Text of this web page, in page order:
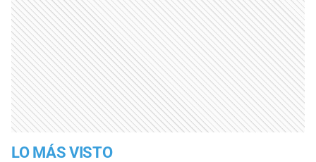
LO MÁS VISTO